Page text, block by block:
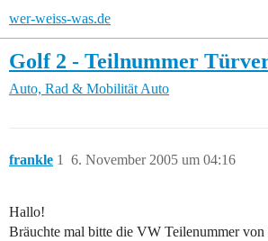
wer-weiss-was.de
Golf 2 - Teilnummer
Auto, Rad & Mobilität Auto
frankle 6. November 2005 um 04:16
1
Hallo!
Bräuchte mal bitte die VW Teilenummer